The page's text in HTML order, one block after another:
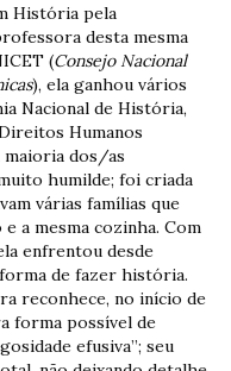
História pela
desta mesma
(Consejo Nacional
), ela ganhou vários
Nacional de História,
Humanos
maioria dos/as
humilde; foi criada
várias famílias que
a mesma cozinha. Com
enfrentou desde
de fazer história.
reconhece, no início de
forma possível de
efusiva”; seu